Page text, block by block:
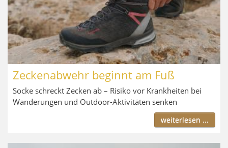
Zeckenabwehr beginnt am Fuß
Socke schreckt Zecken ab – Risiko vor Krankheiten bei
Wanderungen und Outdoor-Aktivitäten senken
weiterlesen ...